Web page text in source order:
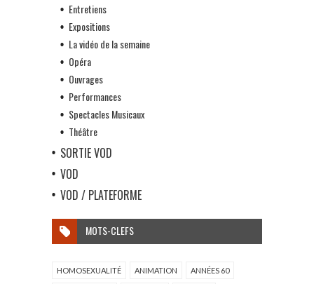
Entretiens
Expositions
La vidéo de la semaine
Opéra
Ouvrages
Performances
Spectacles Musicaux
Théâtre
SORTIE VOD
VOD
VOD / PLATEFORME
MOTS-CLEFS
HOMOSEXUALITÉ ANIMATION ANNÉES 60